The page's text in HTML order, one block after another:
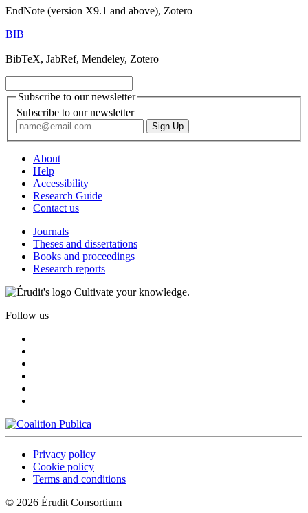
EndNote (version X9.1 and above), Zotero
BIB
BibTeX, JabRef, Mendeley, Zotero
Subscribe to our newsletter
Subscribe to our newsletter
About
Help
Accessibility
Research Guide
Contact us
Journals
Theses and dissertations
Books and proceedings
Research reports
Cultivate your knowledge.
Follow us
Privacy policy
Cookie policy
Terms and conditions
© 2026 Érudit Consortium